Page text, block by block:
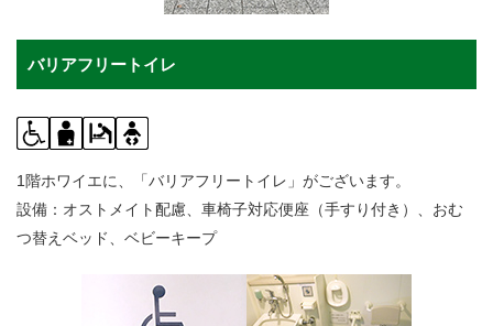
バリアフリートイレ
1階ホワイエに、「バリアフリートイレ」がございます。
設備：オストメイト配慮、車椅子対応便座（手すり付き）、おむ
つ替えベッド、ベビーキープ